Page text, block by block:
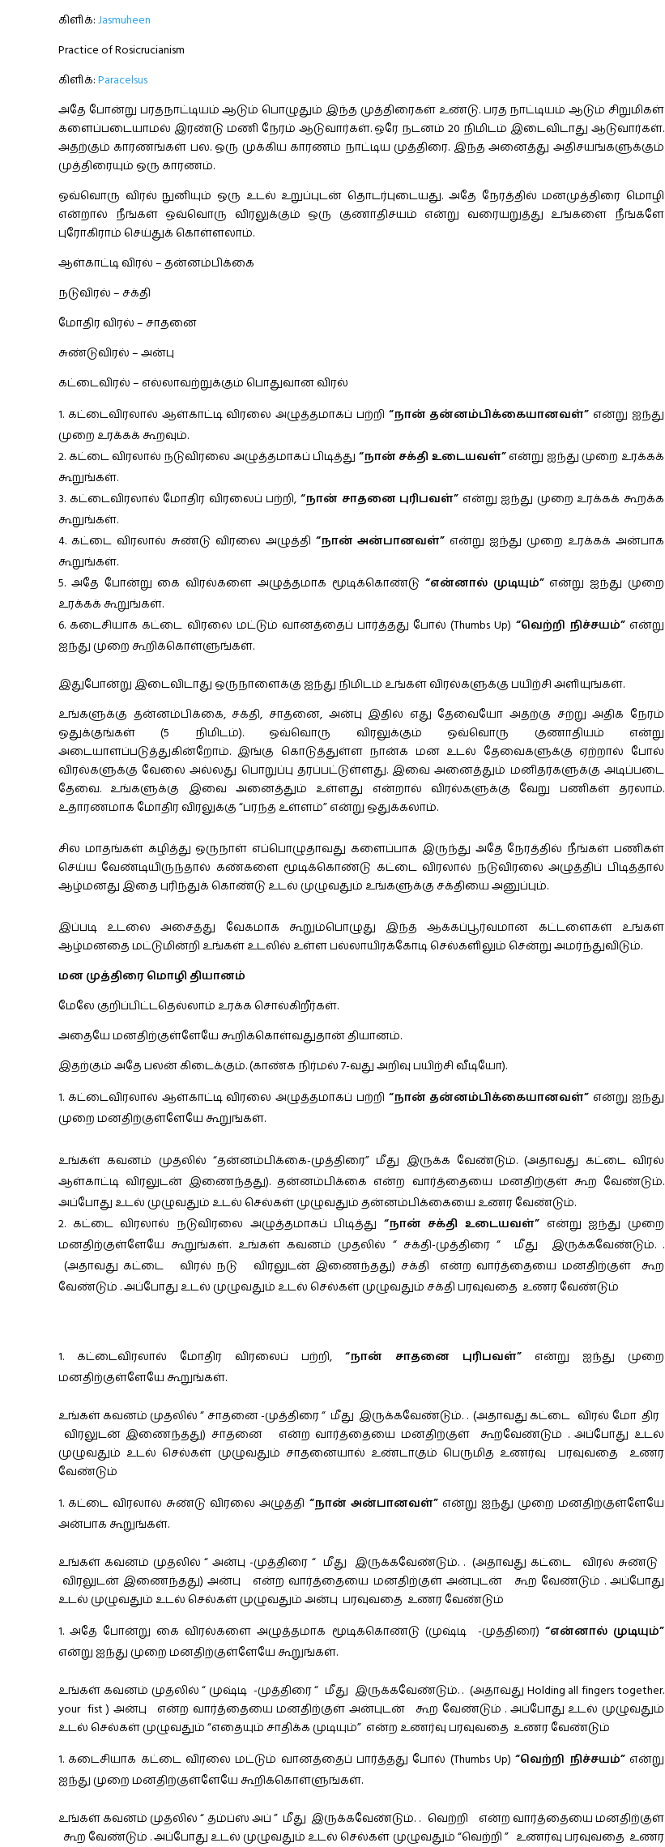
கிளிக்: Jasmuheen
Practice of Rosicrucianism
கிளிக்: Paracelsus
அதே போன்று பரதநாட்டியம் ஆடும் பொழுதும் இந்த முத்திரைகள் உண்டு. பரத நாட்டியம் ஆடும் சிறுமிகள்
களைப்படையாமல் இரண்டு மணி நேரம் ஆடுவார்கள். ஒரே நடனம் 20 நிமிடம் இடைவிடாது ஆடுவார்கள்.
அதற்கும் காரணங்கள் பல. ஒரு முக்கிய காரணம் நாட்டிய முத்திரை. இந்த அனைத்து அதிசயங்களுக்கும்
முத்திரையும் ஒரு காரணம்.
ஒவ்வொரு விரல் நுனியும் ஒரு உடல் உறுப்புடன் தொடர்புடையது. அதே நேரத்தில் மனமுத்திரை மொழி
என்றால் நீங்கள் ஒவ்வொரு விரலுக்கும் ஒரு குணாதிசயம் என்று வரையறுத்து உங்களை நீங்களே
புரோகிராம் செய்துக் கொள்ளலாம்.
ஆள்காட்டி விரல் – தன்னம்பிக்கை
நடுவிரல் – சக்தி
மோதிர விரல் – சாதனை
சுண்டுவிரல் – அன்பு
கட்டைவிரல் – எல்லாவற்றுக்கும் பொதுவான விரல்
கட்டைவிரலால் ஆள்காட்டி விரலை அழுத்தமாகப் பற்றி “நான் தன்னம்பிக்கையானவள்” என்று ஐந்து
முறை உரக்கக் கூறவும்.
கட்டை விரலால் நடுவிரலை அழுத்தமாகப் பிடித்து “நான் சக்தி உடையவள்” என்று ஐந்து முறை உரக்கக்
கூறுங்கள்.
கட்டைவிரலால் மோதிர விரலைப் பற்றி, “நான் சாதனை புரிபவள்” என்று ஐந்து முறை உரக்கக் கூறக்க
கூறுங்கள்.
கட்டை விரலால் சுண்டு விரலை அழுத்தி “நான் அன்பானவள்” என்று ஐந்து முறை உரக்கக் அன்பாக
கூறுங்கள்.
அதே போன்று கை விரல்களை அழுத்தமாக மூடிக்கொண்டு “என்னால் முடியும்”என்று ஐந்து முறை
உரக்கக் கூறுங்கள்.
கடைசியாக கட்டை விரலை மட்டும் வானத்தைப் பார்த்தது போல் (Thumbs Up) “வெற்றி நிச்சயம்”என்று
ஐந்து முறை கூறிக்கொள்ளுங்கள்.
இதுபோன்று இடைவிடாது ஒருநாளைக்கு ஐந்து நிமிடம் உங்கள் விரல்களுக்கு பயிற்சி அளியுங்கள்.
உங்களுக்கு தன்னம்பிக்கை, சக்தி, சாதனை, அன்பு இதில் எது தேவையோ அதற்கு சற்று அதிக நேரம்
ஒதுக்குங்கள் (5 நிமிடம்). ஒவ்வொரு விரலுக்கும் ஒவ்வொரு குணாதியம் என்று
அடையாளப்படுத்துகின்றோம். இங்கு கொடுத்துள்ள நான்க மன உடல் தேவைகளுக்கு ஏற்றால் போல்
விரல்களுக்கு வேலை அல்லது பொறுப்பு தரப்பட்டுள்ளது. இவை அனைத்தும் மனிதர்களுக்கு அடிப்படை
தேவை. உங்களுக்கு இவை அனைத்தும் உள்ளது என்றால் விரல்களுக்கு வேறு பணிகள் தரலாம்.
உதாரணமாக மோதிர விரலுக்கு “பரந்த உள்ளம்” என்று ஒதுக்கலாம்.
சில மாதங்கள் கழித்து ஒருநாள் எப்பொழுதாவது களைப்பாக இருந்து அதே நேரத்தில் நீங்கள் பணிகள்
செய்ய வேண்டியிருந்தால் கண்களை மூடிக்கொண்டு கட்டை விரலால் நடுவிரலை அழுத்திப் பிடித்தால்
ஆழ்மனது இதை புரிந்துக் கொண்டு உடல் முழுவதும் உங்களுக்கு சக்தியை அனுப்பும்.
இப்படி உடலை அசைத்து வேகமாக கூறும்பொழுது இந்த ஆக்கப்பூர்வமான கட்டளைகள் உங்கள்
ஆழ்மனதை மட்டுமின்றி உங்கள் உடலில் உள்ள பல்லாயிரக்கோடி செல்களிலும் சென்று அமர்ந்துவிடும்.
மன முத்திரை மொழி தியானம்
மேலே குறிப்பிட்டதெல்லாம் உரக்க சொல்கிறீர்கள்.
அதையே மனதிற்குள்ளேயே கூறிக்கொள்வதுதான் தியானம்.
இதற்கும் அதே பலன் கிடைக்கும். (காண்க நிர்மல் 7-வது அறிவு பயிற்சி வீடியோ).
கட்டைவிரலால் ஆள்காட்டி விரலை அழுத்தமாகப் பற்றி “நான் தன்னம்பிக்கையானவள்” என்று ஐந்து
முறை மனதிற்குள்ளேயே கூறுங்கள்.
உங்கள் கவனம் முதலில் “தன்னம்பிக்கை-முத்திரை” மீது இருக்க வேண்டும். (அதாவது கட்டை விரல்
ஆள்காட்டி விரலுடன் இணைந்தது). தன்னம்பிக்கை என்ற வார்த்தையை மனதிற்குள் கூற வேண்டும்.
அப்போது உடல் முழுவதும் உடல் செல்கள் முழுவதும் தன்னம்பிக்கையை உணர வேண்டும்.
கட்டை விரலால் நடுவிரலை அழுத்தமாகப் பிடித்து “நான் சக்தி உடையவள்” என்று ஐந்து முறை
மனதிற்குள்ளேயே கூறுங்கள். உங்கள் கவனம் முதலில் “ சக்தி-முத்திரை “ மீது இருக்கவேண்டும். .
(அதாவது கட்டை விரல் நடு விரலுடன் இணைந்தது) சக்தி என்ற வார்த்தையை மனதிற்குள் கூற
வேண்டும் . அப்போது உடல் முழுவதும் உடல் செல்கள் முழுவதும் சக்தி பரவுவதை உணர வேண்டும்
கட்டைவிரலால் மோதிர விரலைப் பற்றி, “நான் சாதனை புரிபவள்” என்று ஐந்து முறை
மனதிற்குள்ளேயே கூறுங்கள்.
உங்கள் கவனம் முதலில் “ சாதனை -முத்திரை “ மீது இருக்கவேண்டும். . (அதாவது கட்டை விரல் மோ திர
விரலுடன் இணைந்தது) சாதனை என்ற வார்த்தையை மனதிற்குள் கூறவேண்டும் . அப்போது உடல்
முழுவதும் உடல் செல்கள் முழுவதும் சாதனையால் உண்டாகும் பெருமித உணர்வு பரவுவதை உணர
வேண்டும்
கட்டை விரலால் சுண்டு விரலை அழுத்தி “நான் அன்பானவள்”என்று ஐந்து முறை மனதிற்குள்ளேயே
அன்பாக கூறுங்கள்.
உங்கள் கவனம் முதலில் “ அன்பு -முத்திரை “ மீது இருக்கவேண்டும். . (அதாவது கட்டை விரல் சுண்டு
விரலுடன் இணைந்தது) அன்பு என்ற வார்த்தையை மனதிற்குள் அன்புடன் கூற வேண்டும் . அப்போது
உடல் முழுவதும் உடல் செல்கள் முழுவதும் அன்பு பரவுவதை உணர வேண்டும்
அதே போன்று கை விரல்களை அழுத்தமாக மூடிக்கொண்டு (முஷ்டி -முத்திரை) “என்னால் முடியும்”
என்று ஐந்து முறை மனதிற்குள்ளேயே கூறுங்கள்.
உங்கள் கவனம் முதலில் “ முஷ்டி -முத்திரை “ மீது இருக்கவேண்டும். . (அதாவது Holding all fingers together.
your fist ) அன்பு என்ற வார்த்தையை மனதிற்குள் அன்புடன் கூற வேண்டும் . அப்போது உடல் முழுவதும்
உடல் செல்கள் முழுவதும் “எதையும் சாதிக்க முடியும்” என்ற உணர்வு பரவுவதை உணர வேண்டும்
கடைசியாக கட்டை விரலை மட்டும் வானத்தைப் பார்த்தது போல் (Thumbs Up)“வெற்றி நிச்சயம்”என்று
ஐந்து முறை மனதிற்குள்ளேயே கூறிக்கொள்ளுங்கள்.
உங்கள் கவனம் முதலில் “ தம்ப்ஸ் அப் ” மீது இருக்கவேண்டும். . வெற்றி என்ற வார்த்தையை மனதிற்குள்
கூற வேண்டும் . அப்போது உடல் முழுவதும் உடல் செல்கள் முழுவதும் “வெற்றி ” உணர்வு பரவுவதை உணர